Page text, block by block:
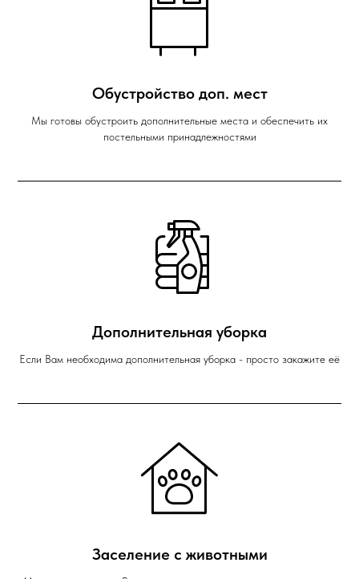
Обустройство доп. мест
Мы готовы обустроить дополнительные места и обеспечить их
постельными принадлежностями
Дополнительная уборка
Если Вам необходима дополнительная уборка - просто закажите её
Заселение с животными